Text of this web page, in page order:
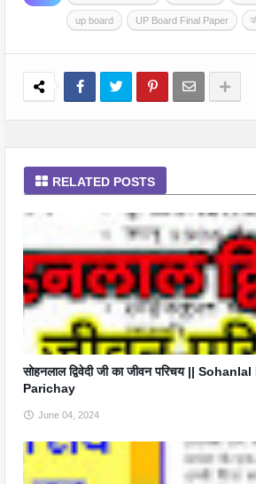
up board UP Board Final Paper
RELATED POSTS
सोहनलाल द्विवेदी जी का जीवन परिचय ||
Parichay
June 04, 2024